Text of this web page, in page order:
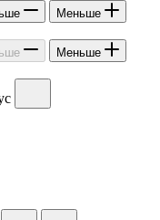
Меньше
Меньше